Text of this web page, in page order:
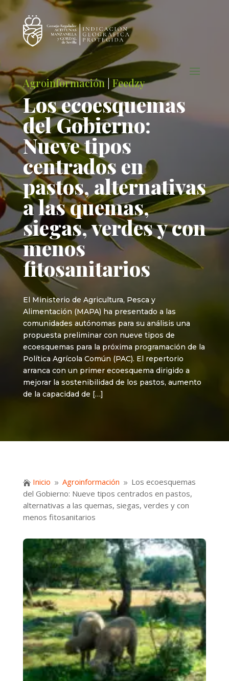
Agroinformación Feedzy
Los ecoesquemas
del Gobierno:
Nueve tipos
centrados en
pastos, alternativas
a las quemas,
siegas, verdes y con
menos
fitosanitarios
El Ministerio de Agricultura, Pesca y
Alimentación (MAPA) ha presentado a las
comunidades autónomas para su análisis una
propuesta preliminar con nueve tipos de
ecoesquemas para la próxima programación de la
Política Agrícola Común (PAC). El repertorio
arranca con un primer ecoesquema dirigido a
mejorar la sostenibilidad de los pastos, aumento
de la capacidad de […]
 Inicio 9 Agroinformación 9 Los ecoesquemas
del Gobierno: Nueve tipos centrados en pastos,
alternativas a las quemas, siegas, verdes y con
menos fitosanitarios